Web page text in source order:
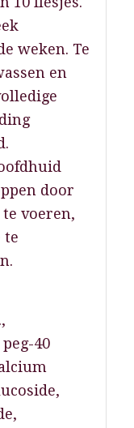
weken. Te
en
door
voeren,
te
40